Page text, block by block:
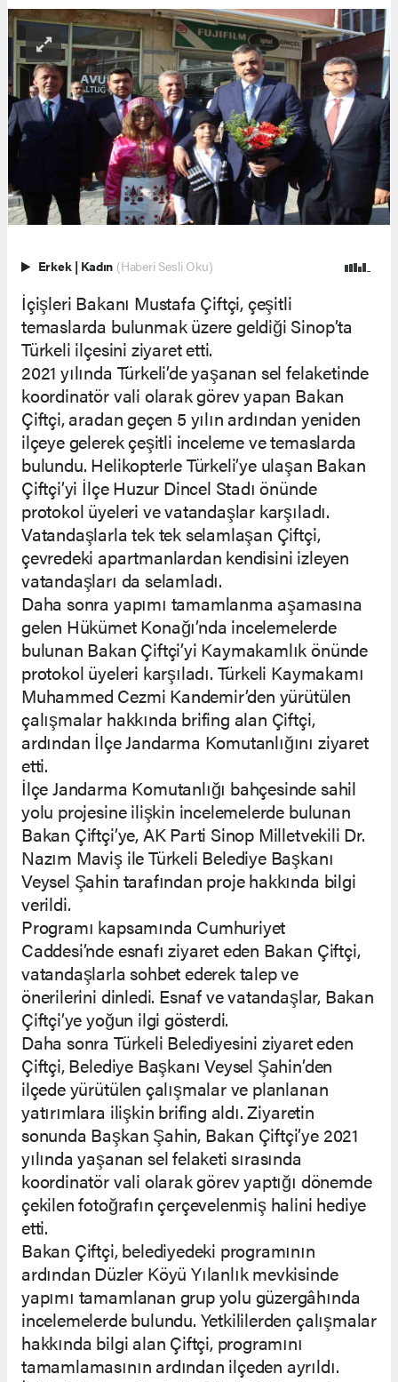
Erkek | Kadın (Haberi Sesli Oku)
İçişleri Bakanı Mustafa Çiftçi, çeşitli
temaslarda bulunmak üzere geldiği Sinop’ta
Türkeli ilçesini ziyaret etti.
2021 yılında Türkeli’de yaşanan sel felaketinde
koordinatör vali olarak görev yapan Bakan
Çiftçi, aradan geçen 5 yılın ardından yeniden
ilçeye gelerek çeşitli inceleme ve temaslarda
bulundu. Helikopterle Türkeli’ye ulaşan Bakan
Çiftçi’yi İlçe Huzur Dincel Stadı önünde
protokol üyeleri ve vatandaşlar karşıladı.
Vatandaşlarla tek tek selamlaşan Çiftçi,
çevredeki apartmanlardan kendisini izleyen
vatandaşları da selamladı.
Daha sonra yapımı tamamlanma aşamasına
gelen Hükümet Konağı’nda incelemelerde
bulunan Bakan Çiftçi’yi Kaymakamlık önünde
protokol üyeleri karşıladı. Türkeli Kaymakamı
Muhammed Cezmi Kandemir’den yürütülen
çalışmalar hakkında brifing alan Çiftçi,
ardından İlçe Jandarma Komutanlığını ziyaret
etti.
İlçe Jandarma Komutanlığı bahçesinde sahil
yolu projesine ilişkin incelemelerde bulunan
Bakan Çiftçi’ye, AK Parti Sinop Milletvekili Dr.
Nazım Maviş ile Türkeli Belediye Başkanı
Veysel Şahin tarafından proje hakkında bilgi
verildi.
Programı kapsamında Cumhuriyet
Caddesi’nde esnafı ziyaret eden Bakan Çiftçi,
vatandaşlarla sohbet ederek talep ve
önerilerini dinledi. Esnaf ve vatandaşlar, Bakan
Çiftçi’ye yoğun ilgi gösterdi.
Daha sonra Türkeli Belediyesini ziyaret eden
Çiftçi, Belediye Başkanı Veysel Şahin’den
ilçede yürütülen çalışmalar ve planlanan
yatırımlara ilişkin brifing aldı. Ziyaretin
sonunda Başkan Şahin, Bakan Çiftçi’ye 2021
yılında yaşanan sel felaketi sırasında
koordinatör vali olarak görev yaptığı dönemde
çekilen fotoğrafın çerçevelenmiş halini hediye
etti.
Bakan Çiftçi, belediyedeki programının
ardından Düzler Köyü Yılanlık mevkisinde
yapımı tamamlanan grup yolu güzergâhında
incelemelerde bulundu. Yetkililerden çalışmalar
hakkında bilgi alan Çiftçi, programını
tamamlamasının ardından ilçeden ayrıldı.